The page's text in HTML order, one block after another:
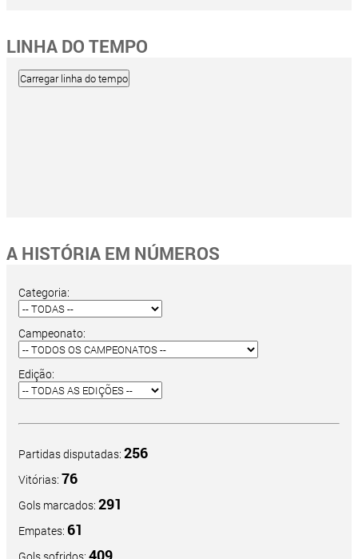
LINHA DO TEMPO
A HISTÓRIA EM NÚMEROS
Categoria:
Campeonato:
Edição:
Partidas disputadas: 256
Vitórias: 76
Gols marcados: 291
Empates: 61